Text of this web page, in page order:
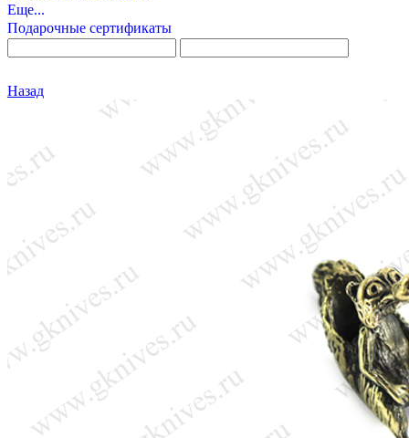
Еще...
Подарочные сертификаты
Назад